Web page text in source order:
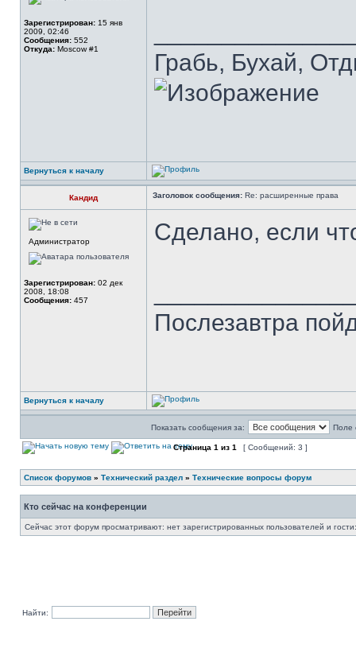
Зарегистрирован: 15 янв
2009, 02:46
Сообщения: 552
Откуда: Moscow #1
Грабь, Бухай,
Вернуться к началу
Кандид Заголовок сообщения: Re: расширенные права
Администратор
Зарегистрирован: 02 дек
2008, 18:08
Сообщения: 457
Сделано, если
Послезавтра
Вернуться к началу
Показать сообщения за: Поле
Страница 1 из 1 [ Сообщений: 3 ]
Список форумов » Технический раздел » Технические вопросы форум
Кто сейчас на конференции
Сейчас этот форум просматривают: нет зарегистрированных пользователей и
Найти: